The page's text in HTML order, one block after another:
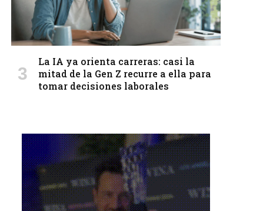
La IA ya orienta carreras: casi la
mitad de la Gen Z recurre a ella para
tomar decisiones laborales